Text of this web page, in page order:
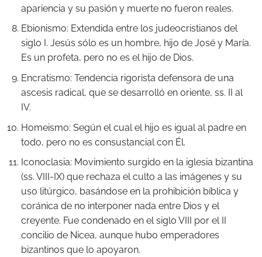
apariencia y su pasión y muerte no fueron reales.
Ebionismo: Extendida entre los judeocristianos del
siglo I. Jesús sólo es un hombre, hijo de José y María.
Es un profeta, pero no es el hijo de Dios.
Encratismo: Tendencia rigorista defensora de una
ascesis radical, que se desarrolló en oriente, ss. II al
IV.
Homeismo: Según el cual el hijo es igual al padre en
todo, pero no es consustancial con Él.
Iconoclasia: Movimiento surgido en la iglesia bizantina
(ss. VIII-IX) que rechaza el culto a las imágenes y su
uso litúrgico, basándose en la prohibición bíblica y
coránica de no interponer nada entre Dios y el
creyente. Fue condenado en el siglo VIII por el II
concilio de Nicea, aunque hubo emperadores
bizantinos que lo apoyaron.